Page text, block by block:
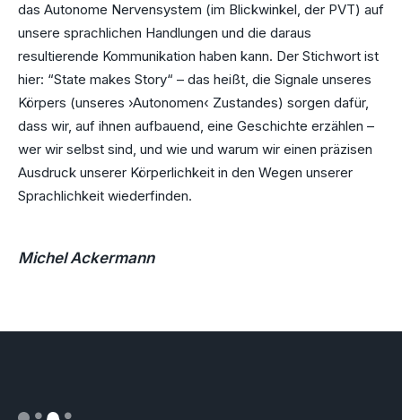
das Autonome Nervensystem (im Blickwinkel, der PVT) auf
unsere sprachlichen Handlungen und die daraus
resultierende Kommunikation haben kann. Der Stichwort ist
hier: “State makes Story“ – das heißt, die Signale unseres
Körpers (unseres ›Autonomen‹ Zustandes) sorgen dafür,
dass wir, auf ihnen aufbauend, eine Geschichte erzählen –
wer wir selbst sind, und wie und warum wir einen präzisen
Ausdruck unserer Körperlichkeit in den Wegen unserer
Sprachlichkeit wiederfinden.
Michel Ackermann